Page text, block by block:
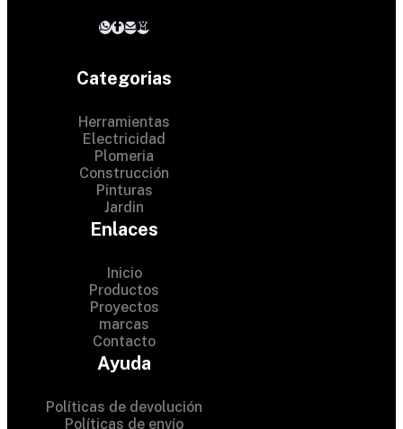
Categorias
Herramientas
Electricidad
Plomeria
Construcción
Pinturas
Jardin
Enlaces
Inicio
Productos
Proyectos
marcas
Contacto
Ayuda
Políticas de devolución
Políticas de envío